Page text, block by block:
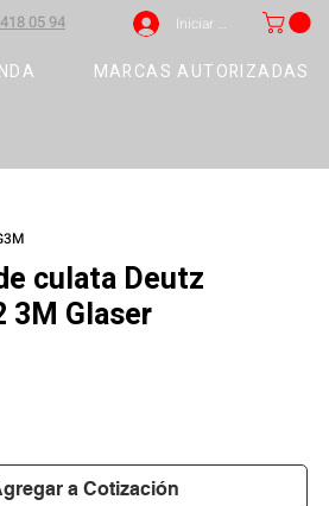
05 94 Iniciar sesión
MARCAS AUTORIZADAS
culata Deutz
3M Glaser
a Cotización